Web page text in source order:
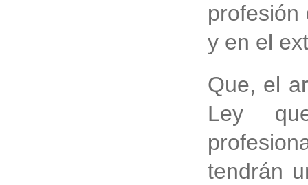
profesión
y en el
Que, el
Ley
tendrán